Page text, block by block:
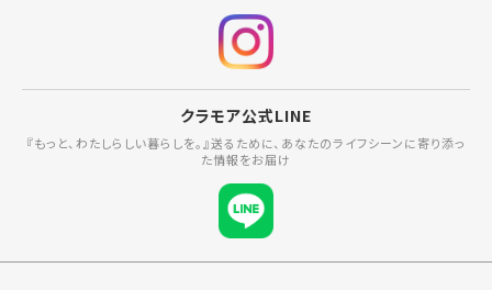
クラモア公式LINE
『もっと、わたしらしい暮らしを。』送るために、あなたのライフシーンに寄り添っ
た情報をお届け